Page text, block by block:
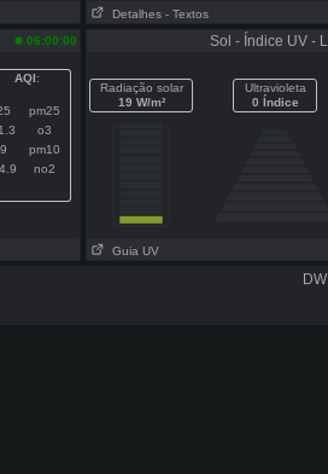
Detalhes - Textos
06:00:00
AQI:
pm25
o3
9
pm10
no2
Sol - Índice UV -
Radiação solar
19 W/m²
Ultravioleta
0 Índice
Guia UV